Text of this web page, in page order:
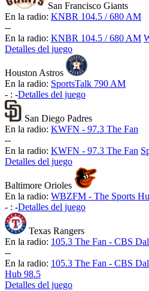
San Francisco Giants
En la radio: KNBR 104.5 / 680 AM
--
En la radio: KNBR 104.5 / 680 AM
Detalles del juego
Houston Astros
En la radio: SportsTalk 790 AM
- : -Detalles del juego
San Diego Padres
En la radio: KWFN - 97.3 The Fan
--
En la radio: KWFN - 97.3 The Fan
Detalles del juego
Baltimore Orioles
En la radio: WBZFM - The Sports
- : -Detalles del juego
Texas Rangers
En la radio: 105.3 The Fan - CBS
--
En la radio: 105.3 The Fan - CBS
Hub 98.5
Detalles del juego